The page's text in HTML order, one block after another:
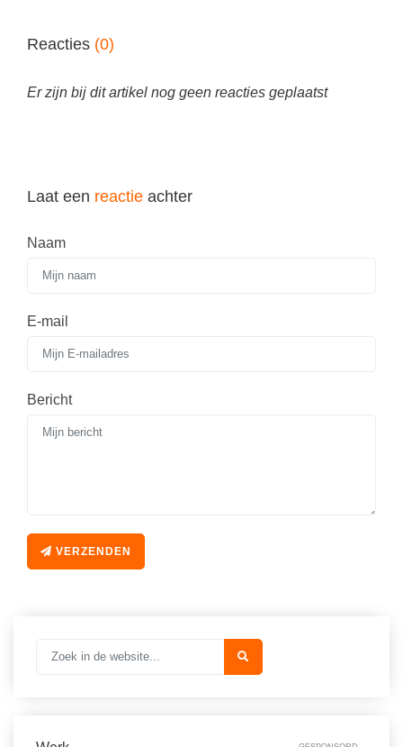
Tweede Wereldoorlog
Nieuwsbrief archief
Huiswerkbegeleiding
Reacties (0)
Er zijn bij dit artikel nog geen reacties geplaatst
Laat een reactie achter
Naam
E-mail
Bericht
VERZENDEN